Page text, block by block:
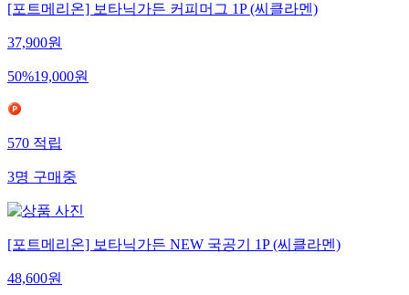
[포트메리온] 보타닉가든 커피머그 1P (씨클라멘)
37,900원
50%19,000원
570 적립
3명 구매중
[포트메리온] 보타닉가든 NEW 국공기 1P (씨클라멘)
48,600원